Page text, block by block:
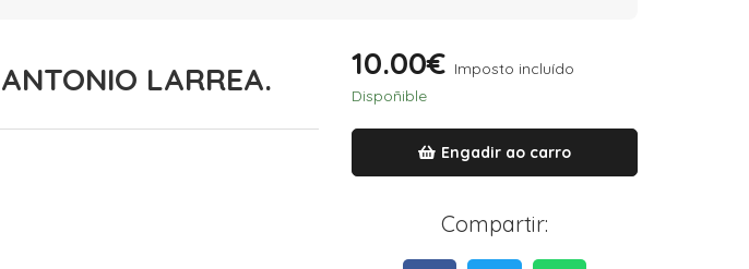
LARREA. 10.00€ Imposto incluído
Dispoñible
Engadir ao carro
Compartir: